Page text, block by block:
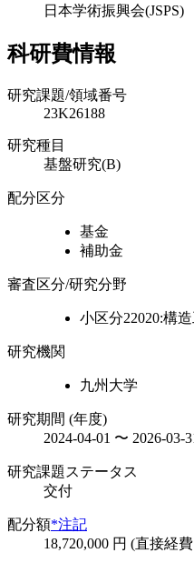
日本学術振興会(JSPS)
科研費情報
研究課題/領域番号
23K26188
研究種目
基盤研究(B)
配分区分
基金
補助金
審査区分/研究分野
小区分22020:構
研究機関
九州大学
研究期間 (年度)
2024-04-01 〜 2026-03-
研究課題ステータス
交付
配分額*注記
18,720,000 円 (直接経